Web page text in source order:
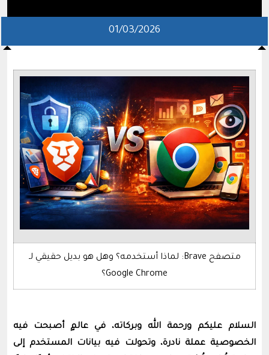
01/03/2026
متصفح Brave: لماذا أستخدمه؟ وهل هو بديل حقيقي لـ
Google Chrome؟
السلام عليكم ورحمة الله وبركاته، في عالمٍ أصبحت فيه
الخصوصية عملة نادرة، وتحولت فيه بيانات المستخدم إلى